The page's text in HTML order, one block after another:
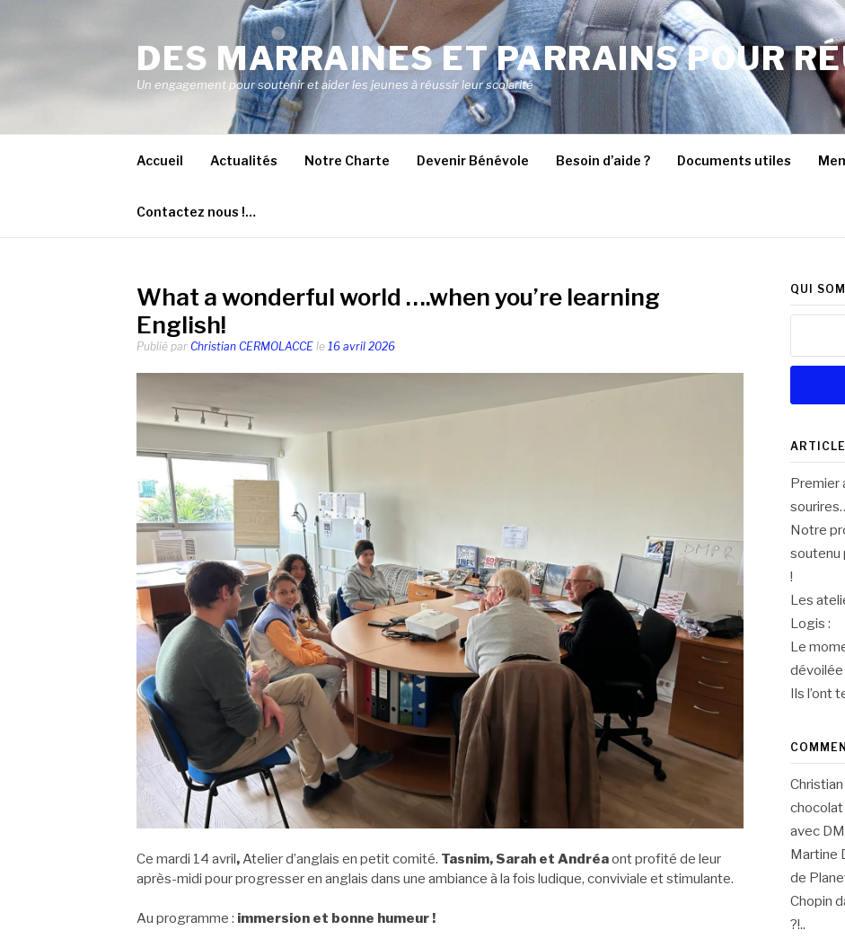
DES MARRAINES ET PARRAINS POUR
Un engagement pour soutenir et aider les jeunes à réussir leur scolarité
Accueil Actualités Notre Charte Devenir Bénévole Besoin d’aide ? Documents utiles
Contactez nous !…
What a wonderful world ….when you’re learning
English!
Publié par Christian CERMOLACCE le 16 avril 2026
Ce mardi 14 avril,Atelier d’anglais en petit comité. Tasnim, Sarah et Andréaont profité de leur
après-midi pour progresser en anglais dans une ambiance à la fois ludique, conviviale et stimulante.
Au programme : immersion et bonne humeur !
QUI
Premier
Notre
soutenu
!
Les
Logis :
Le
dévoilée
Ils l’ont
chocolat
avec
Martine
de
Chopin
?!..